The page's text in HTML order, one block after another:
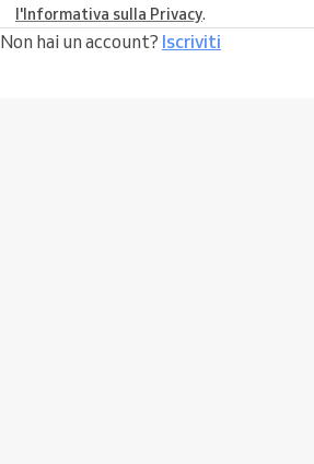
l'Informativa sulla Privacy.
Non hai un account? Iscriviti